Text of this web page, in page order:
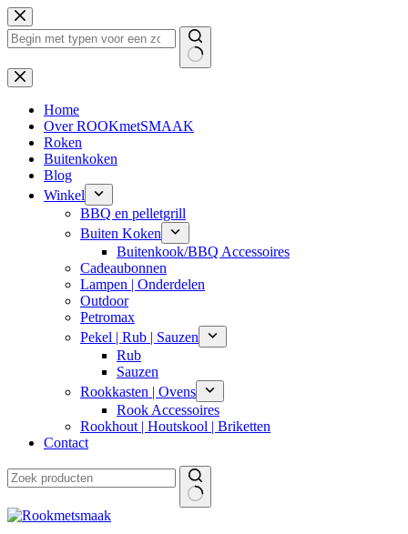
Ga
naar
de
Geen
resultaten
Home
Over ROOKmetSMAAK
Roken
Buitenkoken
Blog
Winkel
BBQ en pelletgrill
Buiten Koken
Buitenkook/BBQ Accessoires
Cadeaubonnen
Lampen | Onderdelen
Outdoor
Petromax
Pekel | Rub | Sauzen
Rub
Sauzen
Rookkasten | Ovens
Rook Accessoires
Rookhout | Houtskool | Briketten
Contact